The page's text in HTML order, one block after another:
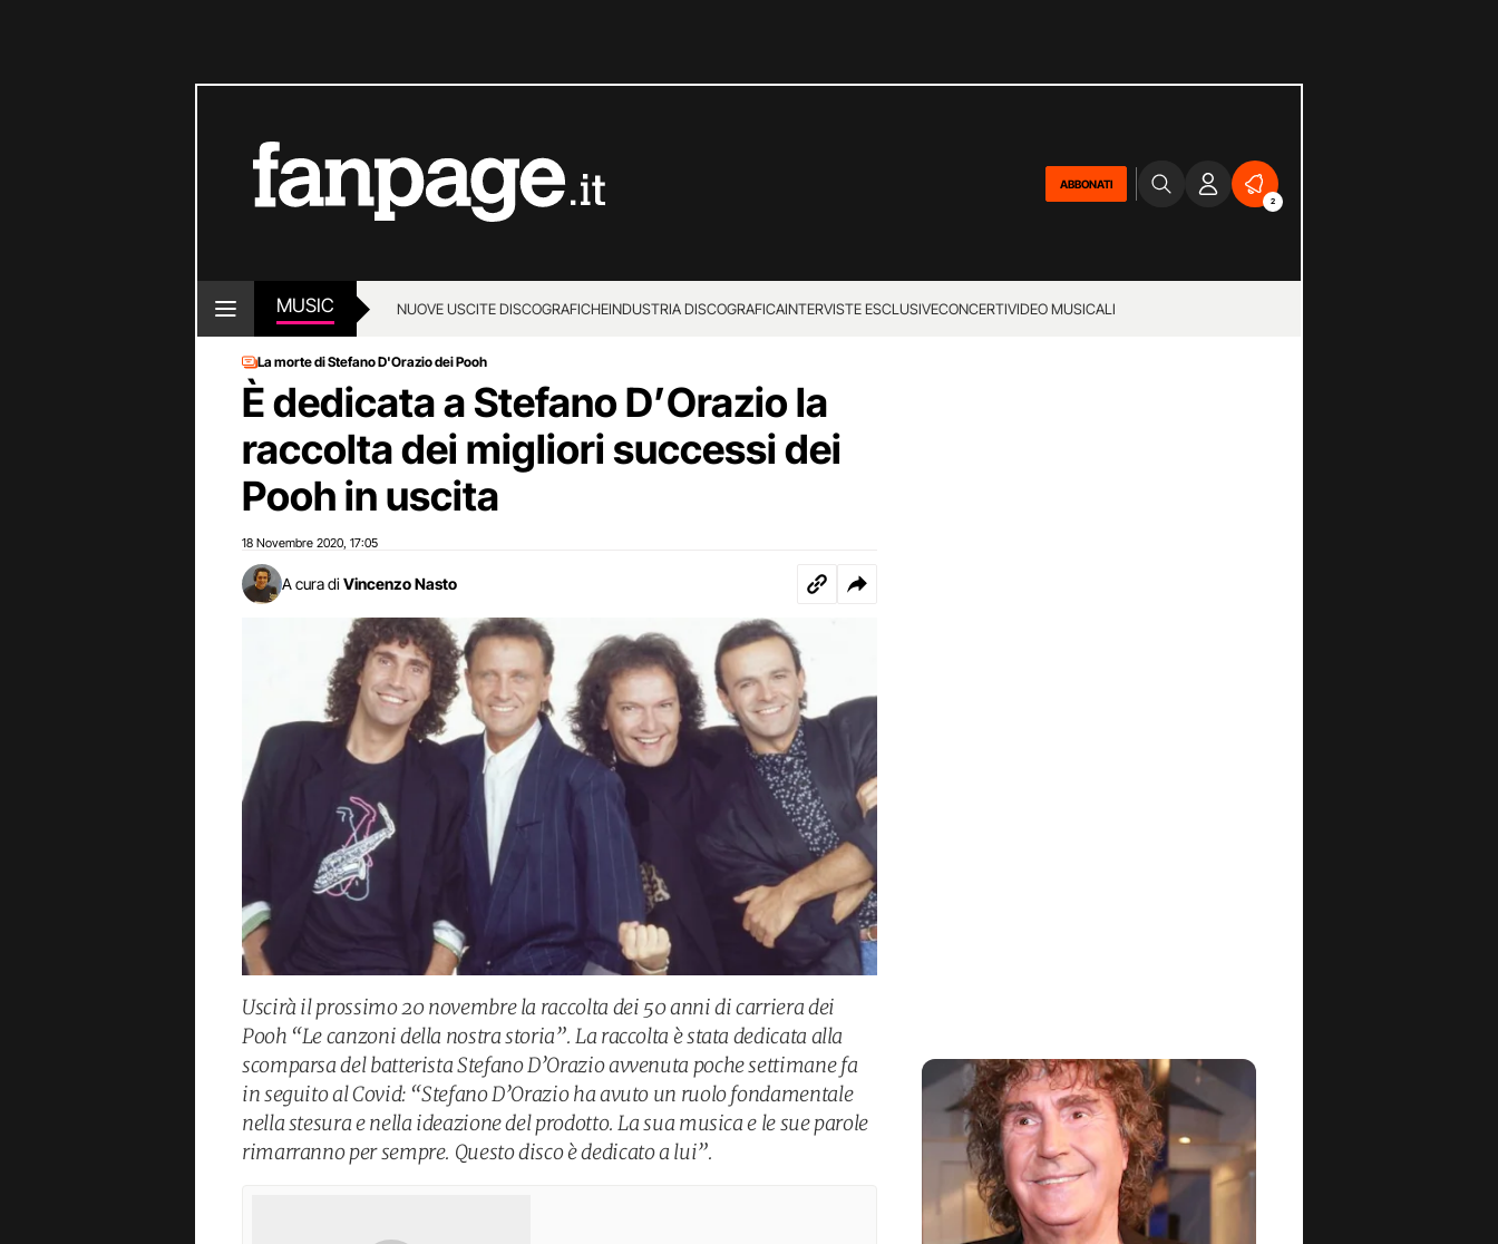
ABBONATI
2
MUSIC NUOVE USCITE DISCOGRAFICHEINDUSTRIA DISCOGRAFICAINTERVISTE ESCLUSIVECONCERTIVIDEO MUSICALI
La morte di Stefano D'Orazio dei Pooh
È dedicata a Stefano D’Orazio la
raccolta dei migliori successi dei
Pooh in uscita
18 Novembre 2020 17:05
A cura di Vincenzo Nasto
Uscirà il prossimo 20 novembre la raccolta dei 50 anni di carriera dei
Pooh “Le canzoni della nostra storia”. La raccolta è stata dedicata alla
scomparsa del batterista Stefano D’Orazio avvenuta poche settimane fa
in seguito al Covid: “Stefano D’Orazio ha avuto un ruolo fondamentale
nella stesura e nella ideazione del prodotto. La sua musica e le sue parole
rimarranno per sempre. Questo disco è dedicato a lui”.